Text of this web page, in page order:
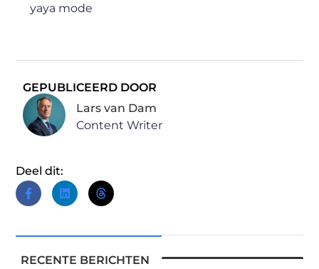
yaya mode
GEPUBLICEERD DOOR
Lars van Dam
Content Writer
Deel dit:
RECENTE BERICHTEN